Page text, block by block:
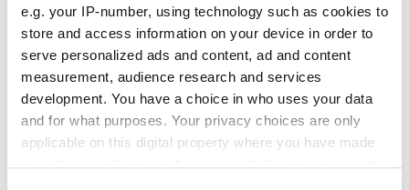
e.g. your IP-number, using technology such as cookies to
store and access information on your device in order to
serve personalized ads and content, ad and content
measurement, audience research and services
development. You have a choice in who uses your data
and for what purposes. Your privacy choices are only
applicable on this digital property where you have made
your choices. You can change or withdraw your consent
Stöd för hästens magsäck
kr494.00 – 1466.00
WorkingDog Hyaluron365
en smidigare hund
kr336.00 – 1640.00